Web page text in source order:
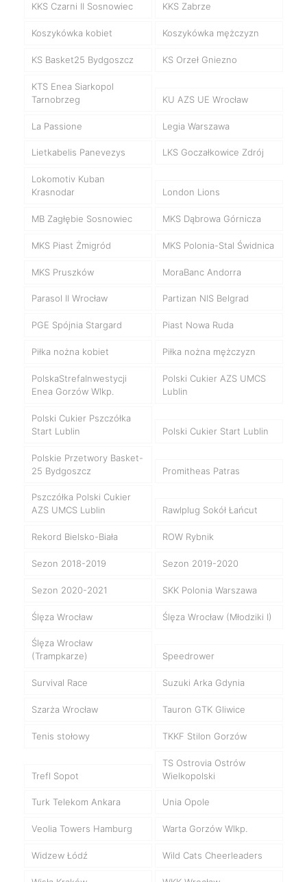
KKS Czarni II Sosnowiec KKS Zabrze
Koszykówka kobiet Koszykówka mężczyzn
KS Basket25 Bydgoszcz KS Orzeł Gniezno
KTS Enea Siarkopol
Tarnobrzeg
KU AZS UE Wrocław
La Passione Legia Warszawa
Lietkabelis Panevezys LKS Goczałkowice Zdrój
Lokomotiv Kuban
Krasnodar
London Lions
MB Zagłębie Sosnowiec MKS Dąbrowa Górnicza
MKS Piast Żmigród MKS Polonia-Stal Świdnica
MKS Pruszków MoraBanc Andorra
Parasol II Wrocław Partizan NIS Belgrad
PGE Spójnia Stargard Piast Nowa Ruda
Piłka nożna kobiet Piłka nożna mężczyzn
PolskaStrefaInwestycji
Enea Gorzów Wlkp.
Polski Cukier AZS UMCS
Lublin
Polski Cukier Pszczółka
Start Lublin
Polski Cukier Start Lublin
Polskie Przetwory Basket-
25 Bydgoszcz
Promitheas Patras
Pszczółka Polski Cukier
AZS UMCS Lublin
Rawlplug Sokół Łańcut
Rekord Bielsko-Biała ROW Rybnik
Sezon 2018-2019 Sezon 2019-2020
Sezon 2020-2021 SKK Polonia Warszawa
Ślęza Wrocław Ślęza Wrocław (Młodziki I)
Ślęza Wrocław
(Trampkarze)
Speedrower
Survival Race Suzuki Arka Gdynia
Szarża Wrocław Tauron GTK Gliwice
Tenis stołowy TKKF Stilon Gorzów
Trefl Sopot
TS Ostrovia Ostrów
Wielkopolski
Turk Telekom Ankara Unia Opole
Veolia Towers Hamburg Warta Gorzów Wlkp.
Widzew Łódź Wild Cats Cheerleaders